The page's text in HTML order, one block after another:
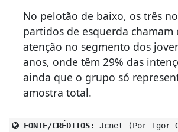
No pelotão de baixo, os três
partidos de esquerda chamam
atenção no segmento dos
anos, onde têm 29% das
ainda que o grupo só
amostra total.
FONTE/CRÉDITOS:
Jcnet (Por Igor